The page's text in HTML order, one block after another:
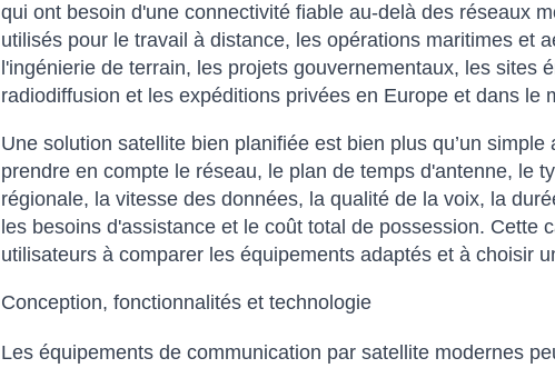
qui ont besoin d'une connectivité fiable au-delà des réseaux
utilisés pour le travail à distance, les opérations maritimes et
l'ingénierie de terrain, les projets gouvernementaux, les sites
radiodiffusion et les expéditions privées en Europe et dans le
Une solution satellite bien planifiée est bien plus qu’un
prendre en compte le réseau, le plan de temps d'antenne, le
régionale, la vitesse des données, la qualité de la voix, la
les besoins d'assistance et le coût total de possession. Cette
utilisateurs à comparer les équipements adaptés et à choisir
Conception, fonctionnalités et technologie
Les équipements de communication par satellite modernes